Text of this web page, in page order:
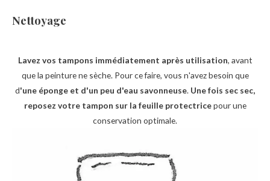
Nettoyage
Lavez vos tampons immédiatement après utilisation, avant
que la peinture ne sèche. Pour ce faire, vous n'avez besoin que
d'une éponge et d'un peu d'eau savonneuse. Une fois sec sec,
reposez votre tampon sur la feuille protectricepour une
conservation optimale.